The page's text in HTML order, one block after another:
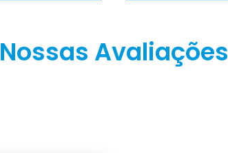
Nossas Avaliações